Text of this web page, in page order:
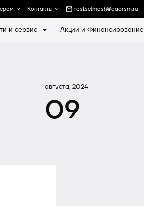
Контакты rostselmash@oaorsm.ru
и сервис Акции и Финансирование
августа, 2024
09